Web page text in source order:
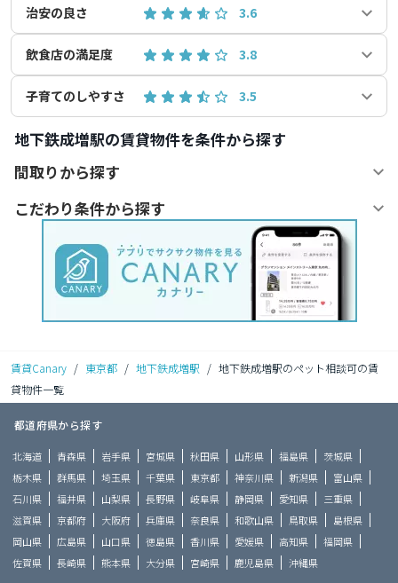
治安の良さ 3.6
飲食店の満足度 3.8
子育てのしやすさ 3.5
地下鉄成増駅の賃貸物件を条件から探す
間取りから探す
こだわり条件から探す
賃貸Canary / 東京都 / 地下鉄成増駅 / 地下鉄成増駅のペット相談可の賃
貸物件一覧
都道府県から探す
北海道 青森県 岩手県 宮城県 秋田県 山形県 福島県
茨城県
栃木県
群馬県 埼玉県 千葉県 東京都 神奈川県 新潟県
富山県
石川県
福井県 山梨県 長野県 岐阜県 静岡県 愛知県
三重県
滋賀県
京都府 大阪府 兵庫県 奈良県 和歌山県 鳥取県
島根県
岡山県
広島県 山口県 徳島県 香川県 愛媛県 高知県
福岡県
佐賀県
長崎県 熊本県 大分県 宮崎県 鹿児島県 沖縄県